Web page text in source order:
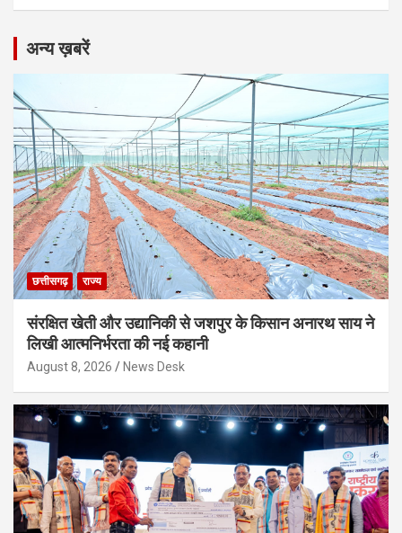
अन्य ख़बरें
छत्तीसगढ़ राज्य
संरक्षित खेती और उद्यानिकी से जशपुर के किसान अनारथ साय ने
लिखी आत्मनिर्भरता की नई कहानी
August 8, 2026 News Desk